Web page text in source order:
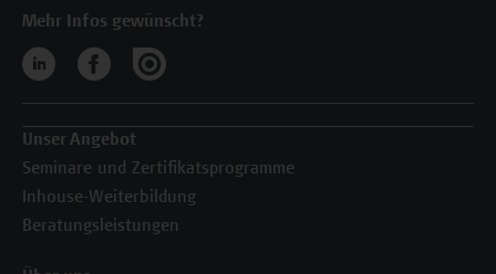
Mehr Infos gewünscht?
Unser Angebot
Seminare und Zertifikatsprogramme
Inhouse-Weiterbildung
Beratungsleistungen